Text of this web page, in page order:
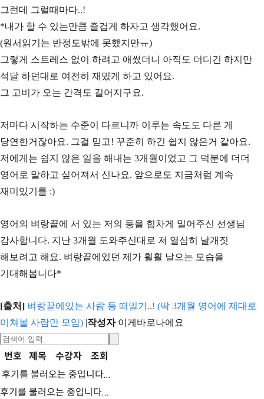
그런데 그럴때마다..!
*내가 할 수 있는만큼 즐겁게 하자고 생각했어요.
(원서읽기는 반정도밖에 못했지만ㅠ)
그렇게 스트레스 없이 하려고 애썼더니 아직도 더디긴 하지만
석달 하던대로 여전히 재밌게 하고 있어요.
그 고비가 오는 간격도 길어지구요.
저마다 시작하는 수준이 다르니까 이루는 속도도 다른 게
당연한거잖아요. 그걸 믿고! 꾸준히 하긴 쉽지 않은거 같아요.
저에게는 쉽지 않은 일을 해내는 3개월이었고 그 덕분에 더더
영어로 말하고 싶어져서 신나요. 앞으로도 지금처럼 계속
재미있기를 :)
영어의 벼랑끝에 서 있는 저의 등을 힘차게 밀어주신 선생님
감사합니다. 지난 3개월 도와주신대로 저 열심히 날개짓
해보려고 해요. 벼랑끝에있던 제가 훨훨 날으는 모습을
기대해봅니다*
[출처] 벼랑끝에있는 사람 등 떠밀기..! (딱 3개월 영어에 제대로
미쳐볼 사람만 모임) |작성자이게바로나에요
번호 제목 수강자
조회
후기를 불러오는 중입니다...
후기를 불러오는 중입니다...